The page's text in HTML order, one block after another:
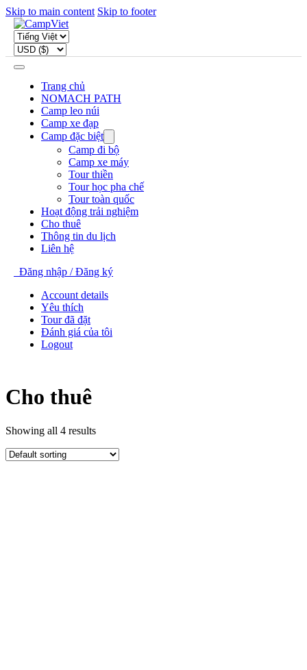
Skip to main content Skip to footer
Trang chủ
NOMACH PATH
Camp leo núi
Camp xe đạp
Camp đặc biệt
Camp đi bộ
Camp xe máy
Tour thiền
Tour học pha chế
Tour toàn quốc
Hoạt động trải nghiệm
Cho thuê
Thông tin du lịch
Liên hệ
Đăng nhập / Đăng ký
Account details
Yêu thích
Tour đã đặt
Đánh giá của tôi
Logout
Cho thuê
Showing all 4 results